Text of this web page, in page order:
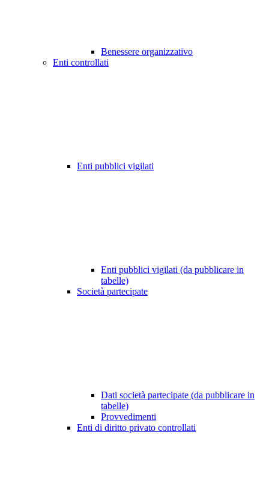
Benessere organizzativo
Enti controllati
Enti pubblici vigilati
Enti pubblici vigilati (da pubblicare in
tabelle)
Società partecipate
Dati società partecipate (da pubblicare in
tabelle)
Provvedimenti
Enti di diritto privato controllati